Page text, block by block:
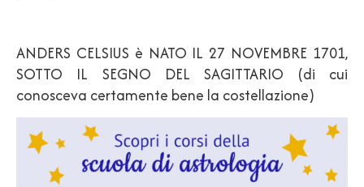
ANDERS CELSIUS è NATO IL 27 NOVEMBRE 1701,
SOTTO IL SEGNO DEL SAGITTARIO (di cui
conosceva certamente bene la costellazione)